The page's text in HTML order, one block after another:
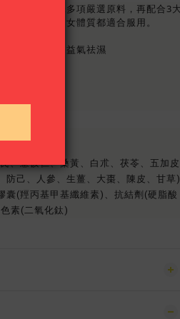
為基礎，加味多項嚴選原料，再配合
虛濕重」，男女體質都適合服用。
配方
體水液平衡，益氣祛濕
、薏苡仁、桑黃、白朮、茯苓、五加皮
防己、人參、生薑、大棗、陳皮、甘草)
囊(羥丙基甲基纖維素)、抗結劑(硬脂酸
素(二氧化鈦)